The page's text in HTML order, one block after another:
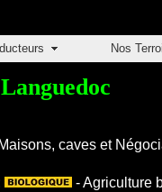
Nos
caves et
- Agriculture